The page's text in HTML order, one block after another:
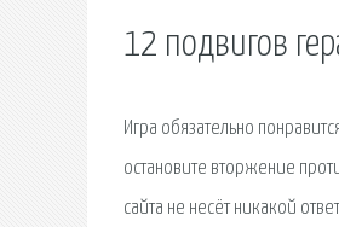
12 подвигов
Игра обязательно
остановите вторжение
сайта не несёт никакой